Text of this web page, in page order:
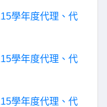
學年度代理、代
學年度代理、代
學年度代理、代